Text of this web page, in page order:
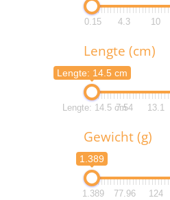
0.15 4.3 10
Lengte (cm)
Lengte: 14.5 cm
Lengte: 14.5 cm
7.54 13.1
Gewicht (g)
1.389
1.389 77.96 124